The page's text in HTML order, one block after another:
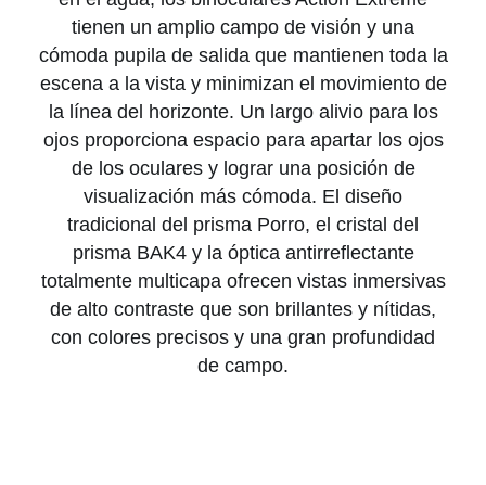
tienen un amplio campo de visión y una
cómoda pupila de salida que mantienen toda la
escena a la vista y minimizan el movimiento de
la línea del horizonte. Un largo alivio para los
ojos proporciona espacio para apartar los ojos
de los oculares y lograr una posición de
visualización más cómoda. El diseño
tradicional del prisma Porro, el cristal del
prisma BAK4 y la óptica antirreflectante
totalmente multicapa ofrecen vistas inmersivas
de alto contraste que son brillantes y nítidas,
con colores precisos y una gran profundidad
de campo.